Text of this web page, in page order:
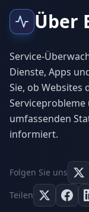
Über
Service-
Dienste, Apps
Sie, ob Websites
umfassenden
informiert.
Folgen Sie uns
Teilen